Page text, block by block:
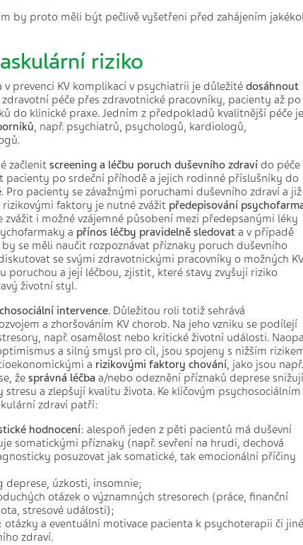
by proto měli být pečlivě vyšetřeni před zahájením
riziko
prevenci KV komplikací v psychiatrii je důležité dosáhnout
péče přes zdravotnické pracovníky, pacienty až po
do klinické praxe. Jedním z předpokladů kvalitnější péče je
, např. psychiatrů, psychologů, kardiologů,
začlenit screening a léčbu poruch duševního zdraví do péče
pacienty po srdeční příhodě a jejich rodinné příslušníky do
. Pro pacienty se závažnými poruchami duševního zdraví a již
faktory je nutné zvážit předepisování
zvážit i možné vzájemné působení mezi předepsanými léky
a přínos léčby pravidelně sledovat a v případě
by se měli naučit rozpoznávat příznaky poruch duševního
se svými zdravotnickými pracovníky o možných
poruchou a její léčbou, zjistit, které stavy zvyšují riziko
životní styl.
intervence. Důležitou roli totiž sehrává
a zhoršováním KV chorob. Na jeho vzniku se podílejí
např. osamělost nebo kritické životní události.
a silný smysl pro cíl, jsou spojeny s nižším
a rizikovými faktory chování, jako jsou např.
že správná léčba a/nebo odeznění příznaků deprese snižují
a zlepšují kvalitu života. Ke klíčovým psychosociálním
zdraví patří:
hodnocení: alespoň jeden z pěti pacientů má duševní
somatickými příznaky (např. sevření na hrudi, dechová
posuzovat jak somatické, tak emocionální příčiny
deprese, úzkosti, insomnie;
otázek o významných stresorech (práce, finanční
stresové události);
: otázky a eventuální motivace pacienta k psychoterapii či jiné
zdraví.